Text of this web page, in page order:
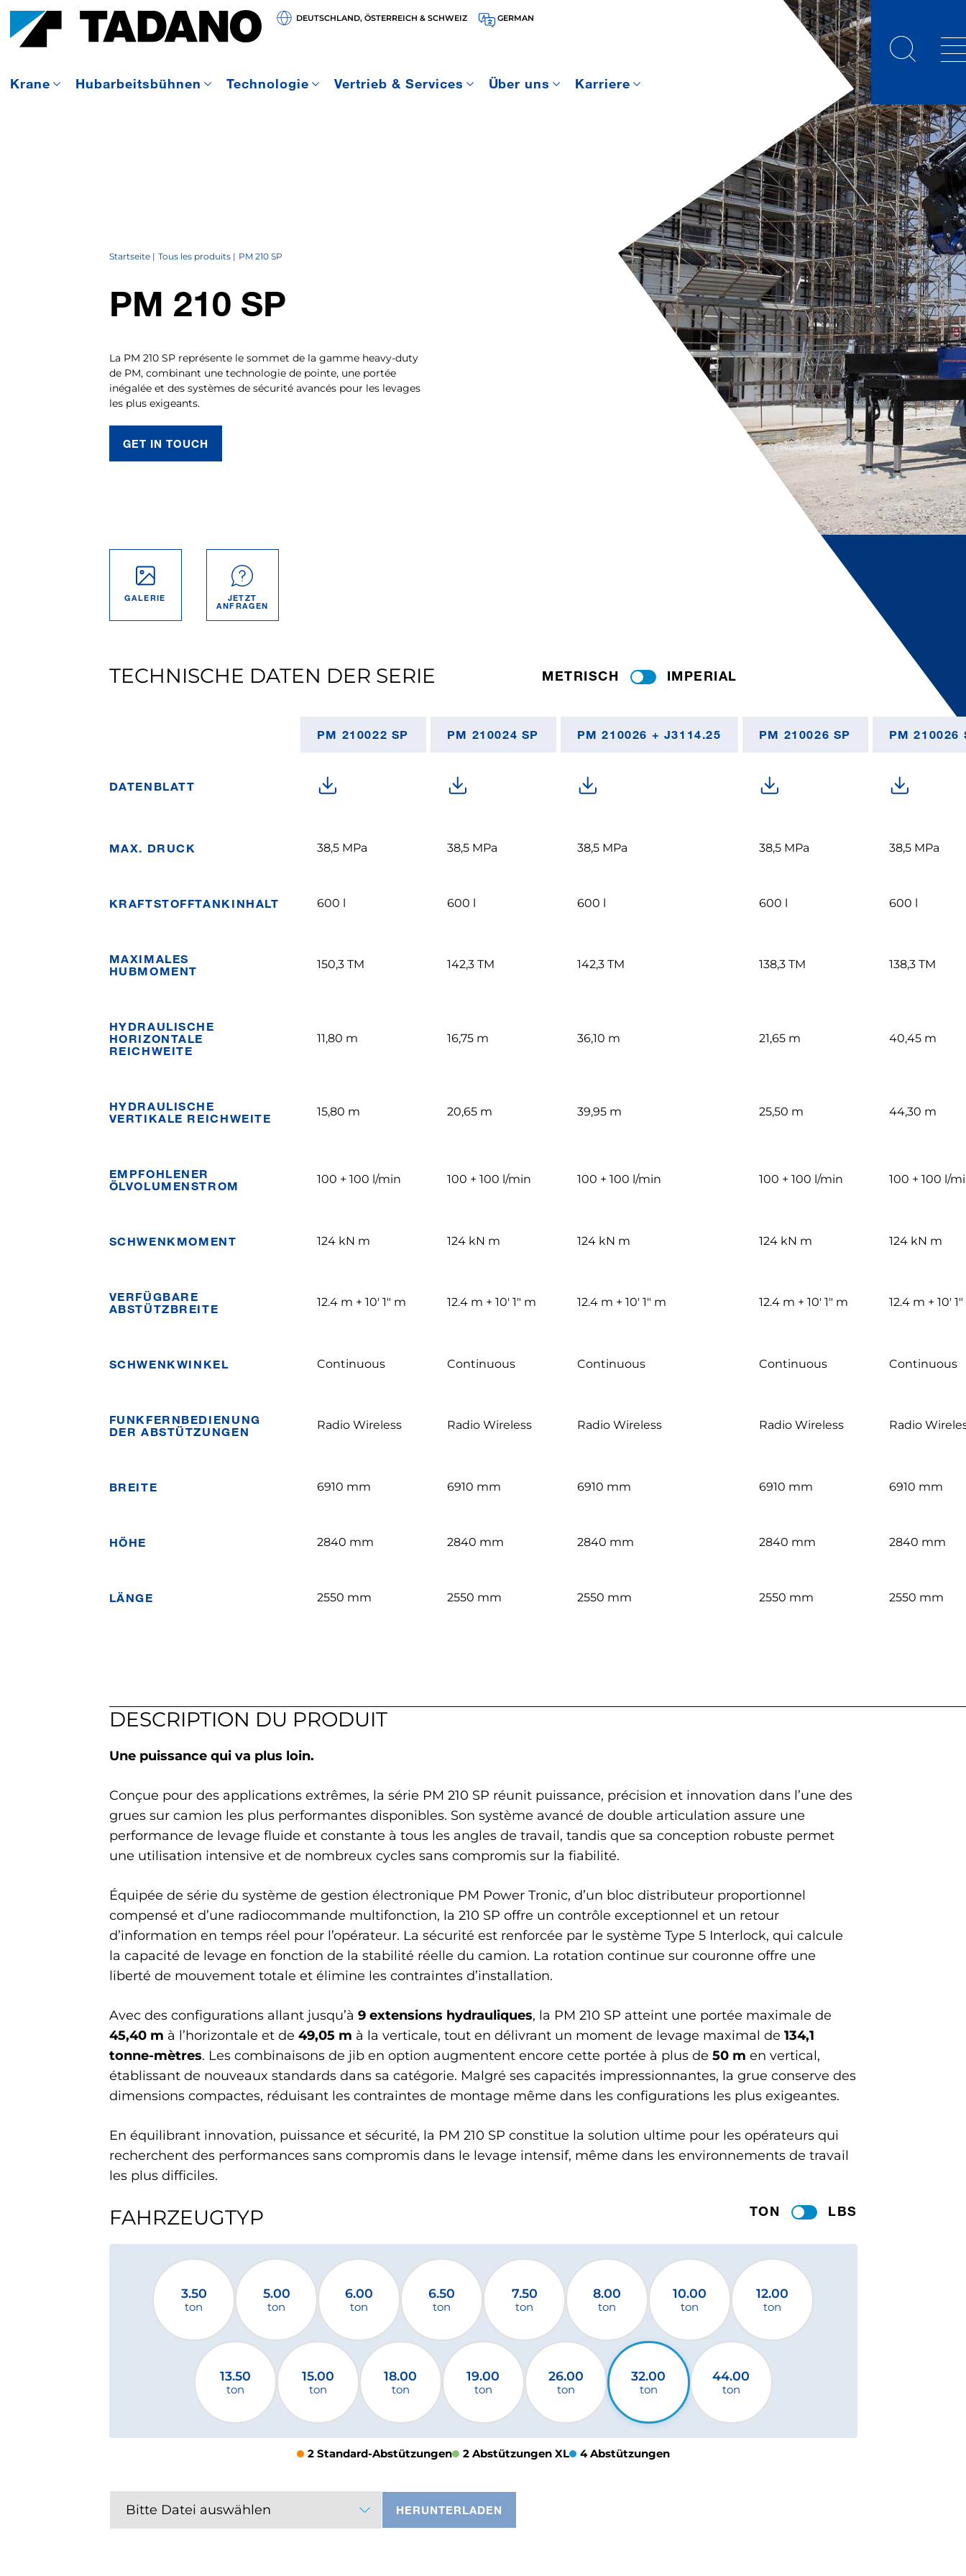
DEUTSCHLAND, ÖSTERREICH & SCHWEIZ GERMAN
Krane Hubarbeitsbühnen Technologie Vertrieb & Services Über uns Karriere
Startseite Tous les produits PM 210 SP
PM 210 SP
La PM 210 SP représente le sommet de la gamme heavy-duty
de PM, combinant une technologie de pointe, une portée
inégalée et des systèmes de sécurité avancés pour les levages
les plus exigeants.
GET IN TOUCH
GALERIE JETZT
ANFRAGEN
TECHNISCHE DATEN DER SERIE METRISCH IMPERIAL
PM 210022 SP PM 210024 SP PM 210026 + J3114.25 PM 210026 SP PM 210026
DATENBLATT
MAX. DRUCK 38,5 MPa 38,5 MPa 38,5 MPa 38,5 MPa 38,5 MPa
KRAFTSTOFFTANKINHALT 600 l 600 l 600 l 600 l 600 l
MAXIMALES
HUBMOMENT
150,3 TM 142,3 TM 142,3 TM 138,3 TM 138,3 TM
HYDRAULISCHE
HORIZONTALE
REICHWEITE
11,80 m 16,75 m 36,10 m 21,65 m 40,45 m
HYDRAULISCHE
VERTIKALE REICHWEITE
15,80 m 20,65 m 39,95 m 25,50 m 44,30 m
EMPFOHLENER
ÖLVOLUMENSTROM
100 + 100 l/min 100 + 100 l/min 100 + 100 l/min 100 + 100 l/min 100 + 100 l/
SCHWENKMOMENT 124 kN m 124 kN m 124 kN m 124 kN m 124 kN m
VERFÜGBARE
ABSTÜTZBREITE
12.4 m + 10′ 1″ m 12.4 m + 10′ 1″ m 12.4 m + 10′ 1″ m 12.4 m + 10′ 1″ m 12.4 m + 10′
SCHWENKWINKEL Continuous Continuous Continuous Continuous Continuous
FUNKFERNBEDIENUNG
DER ABSTÜTZUNGEN
Radio Wireless Radio Wireless Radio Wireless Radio Wireless Radio
BREITE 6910 mm 6910 mm 6910 mm 6910 mm 6910 mm
HÖHE 2840 mm 2840 mm 2840 mm 2840 mm 2840 mm
LÄNGE 2550 mm 2550 mm 2550 mm 2550 mm 2550 mm
DESCRIPTION DU PRODUIT
Une puissance qui va plus loin.
Conçue pour des applications extrêmes, la série PM 210 SP réunit puissance, précision et innovation dans l’une des
grues sur camion les plus performantes disponibles. Son système avancé de double articulation assure une
performance de levage fluide et constante à tous les angles de travail, tandis que sa conception robuste permet
une utilisation intensive et de nombreux cycles sans compromis sur la fiabilité.
Équipée de série du système de gestion électronique PM Power Tronic, d’un bloc distributeur proportionnel
compensé et d’une radiocommande multifonction, la 210 SP offre un contrôle exceptionnel et un retour
d’information en temps réel pour l’opérateur. La sécurité est renforcée par le système Type 5 Interlock, qui calcule
la capacité de levage en fonction de la stabilité réelle du camion. La rotation continue sur couronne offre une
liberté de mouvement totale et élimine les contraintes d’installation.
Avec des configurations allant jusqu’à 9 extensions hydrauliques, la PM 210 SP atteint une portée maximale de
45,40 m à l’horizontale et de 49,05 m à la verticale, tout en délivrant un moment de levage maximal de 134,1
tonne-mètres. Les combinaisons de jib en option augmentent encore cette portée à plus de 50 m en vertical,
établissant de nouveaux standards dans sa catégorie. Malgré ses capacités impressionnantes, la grue conserve des
dimensions compactes, réduisant les contraintes de montage même dans les configurations les plus exigeantes.
En équilibrant innovation, puissance et sécurité, la PM 210 SP constitue la solution ultime pour les opérateurs qui
recherchent des performances sans compromis dans le levage intensif, même dans les environnements de travail
les plus difficiles.
FAHRZEUGTYP TON LBS
3.50
ton
5.00
ton
6.00
ton
6.50
ton
7.50
ton
8.00
ton
10.00
ton
12.00
ton
13.50
ton
15.00
ton
18.00
ton
19.00
ton
26.00
ton
32.00
ton
44.00
ton
2 Standard-Abstützungen 2 Abstützungen XL 4 Abstützungen
Bitte Datei auswählen HERUNTERLADEN